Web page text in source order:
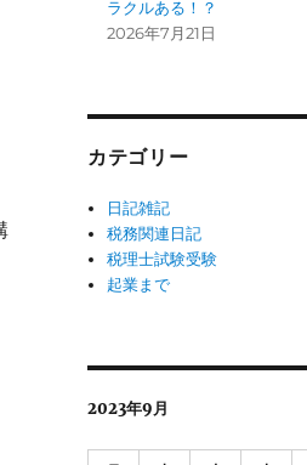
ラクルある！？
2026年7月21日
カテゴリー
日記雑記
税務関連日記
税理士試験受験
起業まで
2023年9月